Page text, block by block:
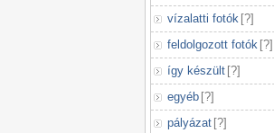
vízalatti fotók [?]
feldolgozott fotók [?]
így készült [?]
egyéb [?]
pályázat [?]